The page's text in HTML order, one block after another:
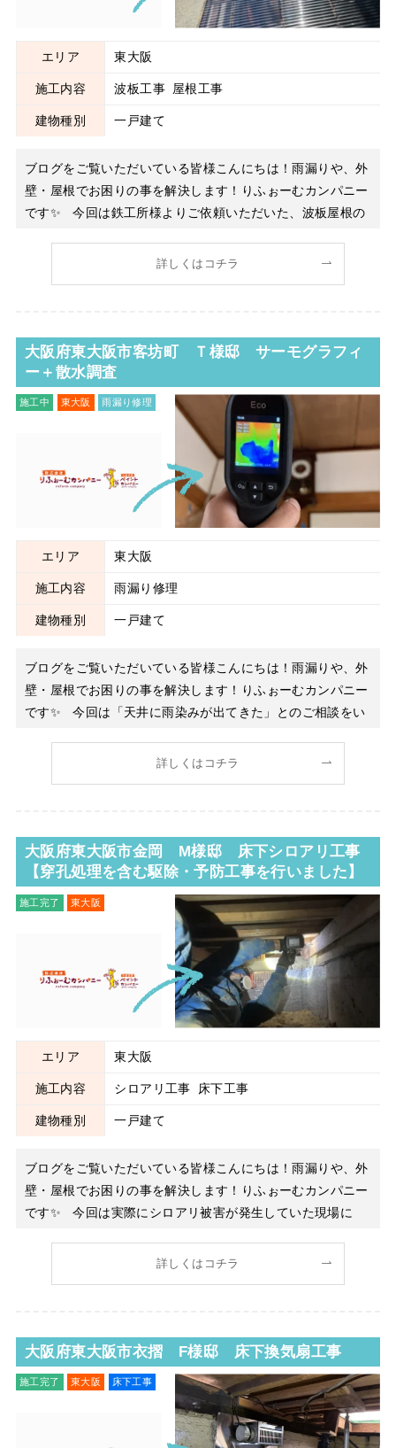
エリア 東大阪
施工内容 波板工事 屋根工事
建物種別 一戸建て
ブログをご覧いただいている皆様こんにちは！雨漏りや、外
壁・屋根でお困りの事を解決します！りふぉーむカンパニー
です✨ 今回は鉄工所様よりご依頼いただいた、波板屋根の
劣化により割れや変色が見られ、雨漏りのリスクが高まって
詳しくはコチラ
大阪府東大阪市客坊町 Ｔ様邸 サーモグラフィ
ー＋散水調査
施工中 東大阪 雨漏り修理
エリア 東大阪
施工内容 雨漏り修理
建物種別 一戸建て
ブログをご覧いただいている皆様こんにちは！雨漏りや、外
壁・屋根でお困りの事を解決します！りふぉーむカンパニー
です✨ 今回は「天井に雨染みが出てきた」とのご相談をい
放置すると建物内部の腐食やカビの発生につながるため、早
詳しくはコチラ
大阪府東大阪市金岡 M様邸 床下シロアリ工事
【穿孔処理を含む駆除・予防工事を行いました】
施工完了
東大阪
エリア 東大阪
施工内容 シロアリ工事 床下工事
建物種別 一戸建て
ブログをご覧いただいている皆様こんにちは！雨漏りや、外
壁・屋根でお困りの事を解決します！りふぉーむカンパニー
です✨ 今回は実際にシロアリ被害が発生していた現場に
たのでご紹介いたします。住宅の耐久性に大きく関わる重要
詳しくはコチラ
大阪府東大阪市衣摺 F様邸 床下換気扇工事
施工完了 東大阪 床下工事